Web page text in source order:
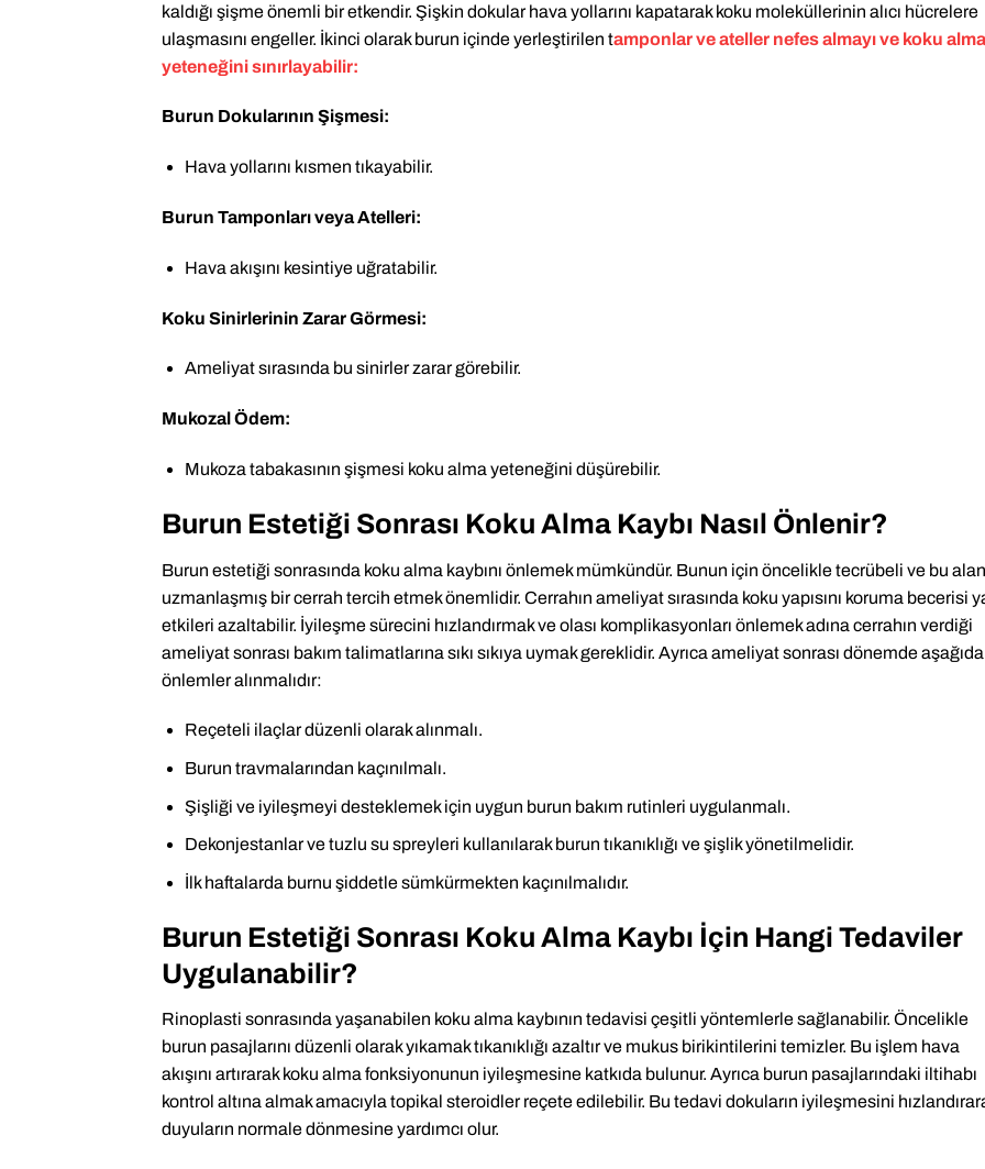
kaldığı şişme önemli bir etkendir. Şişkin dokular hava yollarını kapatarak koku moleküllerinin alıcı hücrelere
ulaşmasını engeller. İkinci olarak burun içinde yerleştirilen tamponlar ve ateller nefes almayı ve koku alma
yeteneğini sınırlayabilir:
Burun Dokularının Şişmesi:
Hava yollarını kısmen tıkayabilir.
Burun Tamponları veya Atelleri:
Hava akışını kesintiye uğratabilir.
Koku Sinirlerinin Zarar Görmesi:
Ameliyat sırasında bu sinirler zarar görebilir.
Mukozal Ödem:
Mukoza tabakasının şişmesi koku alma yeteneğini düşürebilir.
Burun Estetiği Sonrası Koku Alma Kaybı Nasıl Önlenir?
Burun estetiği sonrasında koku alma kaybını önlemek mümkündür. Bunun için öncelikle tecrübeli ve bu
uzmanlaşmış bir cerrah tercih etmek önemlidir. Cerrahın ameliyat sırasında koku yapısını koruma becerisi
etkileri azaltabilir. İyileşme sürecini hızlandırmak ve olası komplikasyonları önlemek adına cerrahın verdiği
ameliyat sonrası bakım talimatlarına sıkı sıkıya uymak gereklidir. Ayrıca ameliyat sonrası dönemde
önlemler alınmalıdır:
Reçeteli ilaçlar düzenli olarak alınmalı.
Burun travmalarından kaçınılmalı.
Şişliği ve iyileşmeyi desteklemek için uygun burun bakım rutinleri uygulanmalı.
Dekonjestanlar ve tuzlu su spreyleri kullanılarak burun tıkanıklığı ve şişlik yönetilmelidir.
İlk haftalarda burnu şiddetle sümkürmekten kaçınılmalıdır.
Burun Estetiği Sonrası Koku Alma Kaybı İçin Hangi Tedaviler
Uygulanabilir?
Rinoplasti sonrasında yaşanabilen koku alma kaybının tedavisi çeşitli yöntemlerle sağlanabilir. Öncelikle
burun pasajlarını düzenli olarak yıkamak tıkanıklığı azaltır ve mukus birikintilerini temizler. Bu işlem hava
akışını artırarak koku alma fonksiyonunun iyileşmesine katkıda bulunur. Ayrıca burun pasajlarındaki iltihabı
kontrol altına almak amacıyla topikal steroidler reçete edilebilir. Bu tedavi dokuların iyileşmesini
duyuların normale dönmesine yardımcı olur.